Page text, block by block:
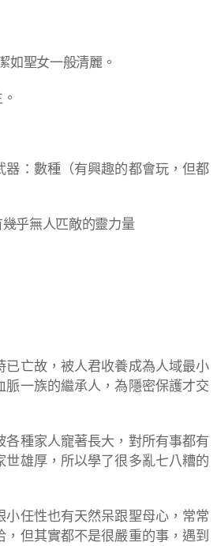
如聖女一般清麗。
器：數種（有興趣的都會玩，但都
乎無人匹敵的靈力量
已亡故，被人君收養成為人域最小
脈一族的繼承人，為隱密保護才交
各種家人寵著長大，對所有事都有
世雄厚，所以學了很多亂七八糟的
小任性也有天然呆跟聖母心，常常
但其實都不是很嚴重的事，遇到